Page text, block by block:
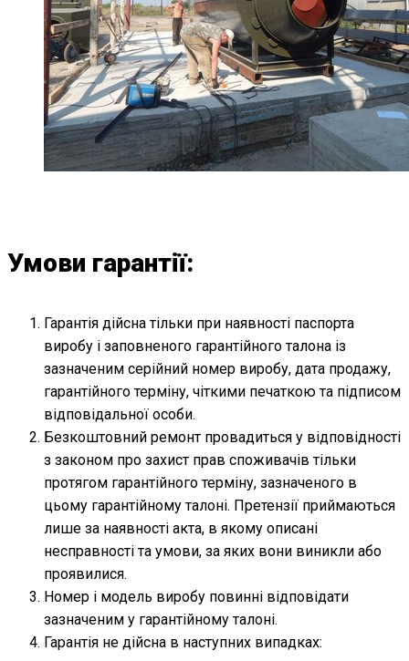
Умови гарантії:
Гарантія дійсна тільки при наявності паспорта
виробу і заповненого гарантійного талона із
зазначеним серійний номер виробу, дата продажу,
гарантійного терміну, чіткими печаткою та підписом
відповідальної особи.
Безкоштовний ремонт провадиться у відповідності
з законом про захист прав споживачів тільки
протягом гарантійного терміну, зазначеного в
цьому гарантійному талоні. Претензії приймаються
лише за наявності акта, в якому описані
несправності та умови, за яких вони виникли або
проявилися.
Номер і модель виробу повинні відповідати
зазначеним у гарантійному талоні.
Гарантія не дійсна в наступних випадках: